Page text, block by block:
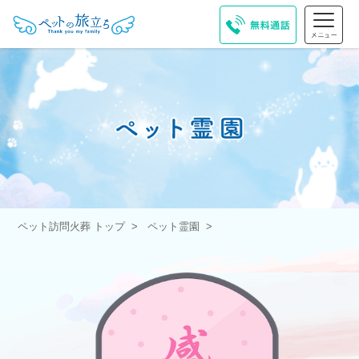
ペット訪問火葬 トップ ペット霊園